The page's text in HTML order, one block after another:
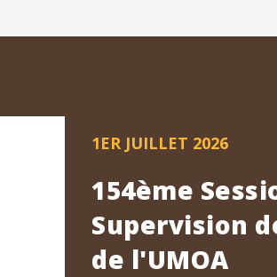
1ER JUILLET 2026
154ème
Supervision
de l'UMOA